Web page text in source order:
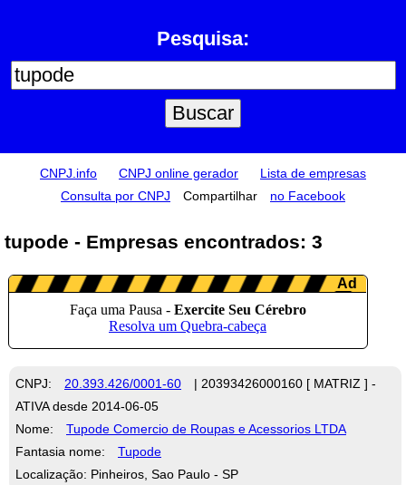
Pesquisa:
CNPJ.info CNPJ online gerador
Lista de empresas
Consulta por CNPJ
Compartilhar no Facebook
tupode - Empresas encontrados: 3
CNPJ: 20.393.426/0001-60
| 20393426000160 [ MATRIZ ] -
ATIVA desde 2014-06-05
Nome:
Tupode Comercio de Roupas e Acessorios LTDA
Fantasia nome:
Tupode
Localização: Pinheiros, Sao Paulo - SP